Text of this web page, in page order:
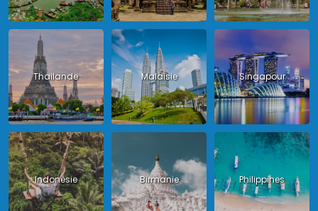
Thailande Malaisie Singapour
Indonésie Birmanie Philippines